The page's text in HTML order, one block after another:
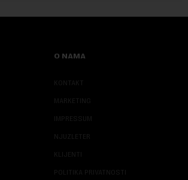
O NAMA
KONTAKT
MARKETING
IMPRESSUM
NJUZLETER
KLIJENTI
POLITIKA PRIVATNOSTI